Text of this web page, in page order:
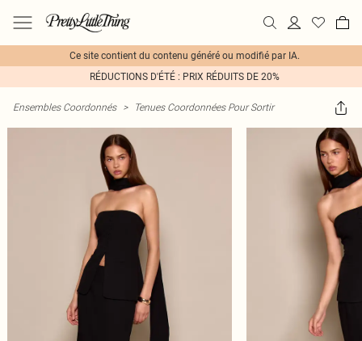
Ce site contient du contenu généré ou modifié par IA.
RÉDUCTIONS D'ÉTÉ : PRIX RÉDUITS DE 20%
Ensembles Coordonnés > Tenues Coordonnées Pour Sortir